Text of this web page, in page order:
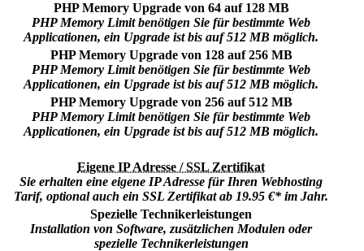
PHP Memory Upgrade von 64 auf 128 MB
PHP Memory Limit benötigen Sie für bestimmte Web
Applicationen, ein Upgrade ist bis auf 512 MB möglich.
PHP Memory Upgrade von 128 auf 256 MB
PHP Memory Limit benötigen Sie für bestimmte Web
Applicationen, ein Upgrade ist bis auf 512 MB möglich.
PHP Memory Upgrade von 256 auf 512 MB
PHP Memory Limit benötigen Sie für bestimmte Web
Applicationen, ein Upgrade ist bis auf 512 MB möglich.
Eigene IP Adresse / SSL Zertifikat
Sie erhalten eine eigene IP Adresse für Ihren Webhosting
Tarif, optional auch ein SSL Zertifikat ab 19.95 €* im Jahr.
Spezielle Technikerleistungen
Installation von Software, zusätzlichen Modulen oder
spezielle Technikerleistungen